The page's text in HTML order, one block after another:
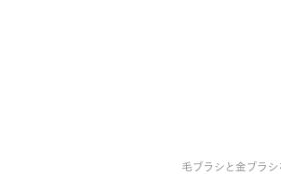
毛ブラシと金ブラシ